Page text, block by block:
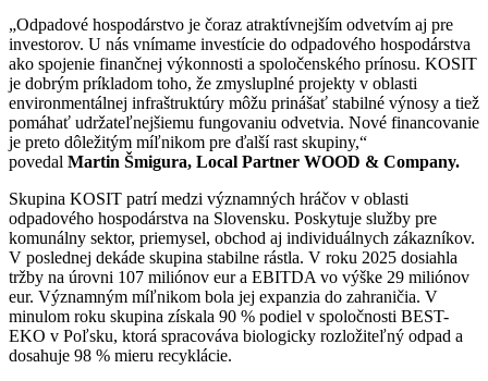
„Odpadové hospodárstvo je čoraz atraktívnejším odvetvím aj pre
investorov. U nás vnímame investície do odpadového hospodárstva
ako spojenie finančnej výkonnosti a spoločenského prínosu. KOSIT
je dobrým príkladom toho, že zmysluplné projekty v oblasti
environmentálnej infraštruktúry môžu prinášať stabilné výnosy a tiež
pomáhať udržateľnejšiemu fungovaniu odvetvia. Nové financovanie
je preto dôležitým míľnikom pre ďalší rast skupiny,“
povedal Martin Šmigura, Local Partner WOOD & Company.
Skupina KOSIT patrí medzi významných hráčov v oblasti
odpadového hospodárstva na Slovensku. Poskytuje služby pre
komunálny sektor, priemysel, obchod aj individuálnych zákazníkov.
V poslednej dekáde skupina stabilne rástla. V roku 2025 dosiahla
tržby na úrovni 107 miliónov eur a EBITDA vo výške 29 miliónov
eur. Významným míľnikom bola jej expanzia do zahraničia. V
minulom roku skupina získala 90 % podiel v spoločnosti BEST-
EKO v Poľsku, ktorá spracováva biologicky rozložiteľný odpad a
dosahuje 98 % mieru recyklácie.